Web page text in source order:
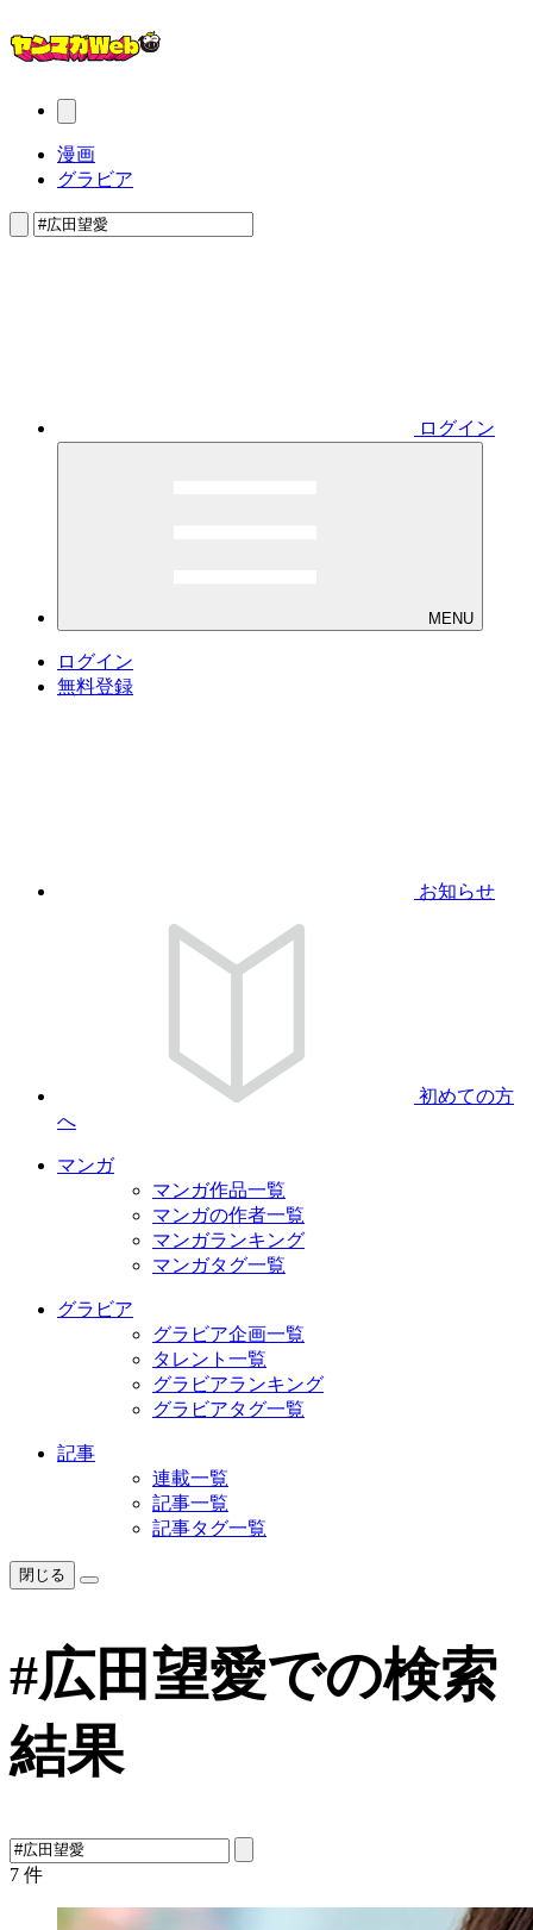
漫画
グラビア
ログイン
MENU
ログイン
無料登録
お知らせ
初めての方
へ
マンガ
マンガ作品一覧
マンガの作者一覧
マンガランキング
マンガタグ一覧
グラビア
グラビア企画一覧
タレント一覧
グラビアランキング
グラビアタグ一覧
記事
連載一覧
記事一覧
記事タグ一覧
閉じる
#広田望愛での検索
結果
7 件